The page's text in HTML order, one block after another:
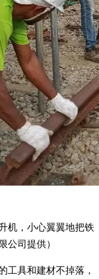
机，小心翼翼地把铁
公司提供）
工具和建材不掉落，